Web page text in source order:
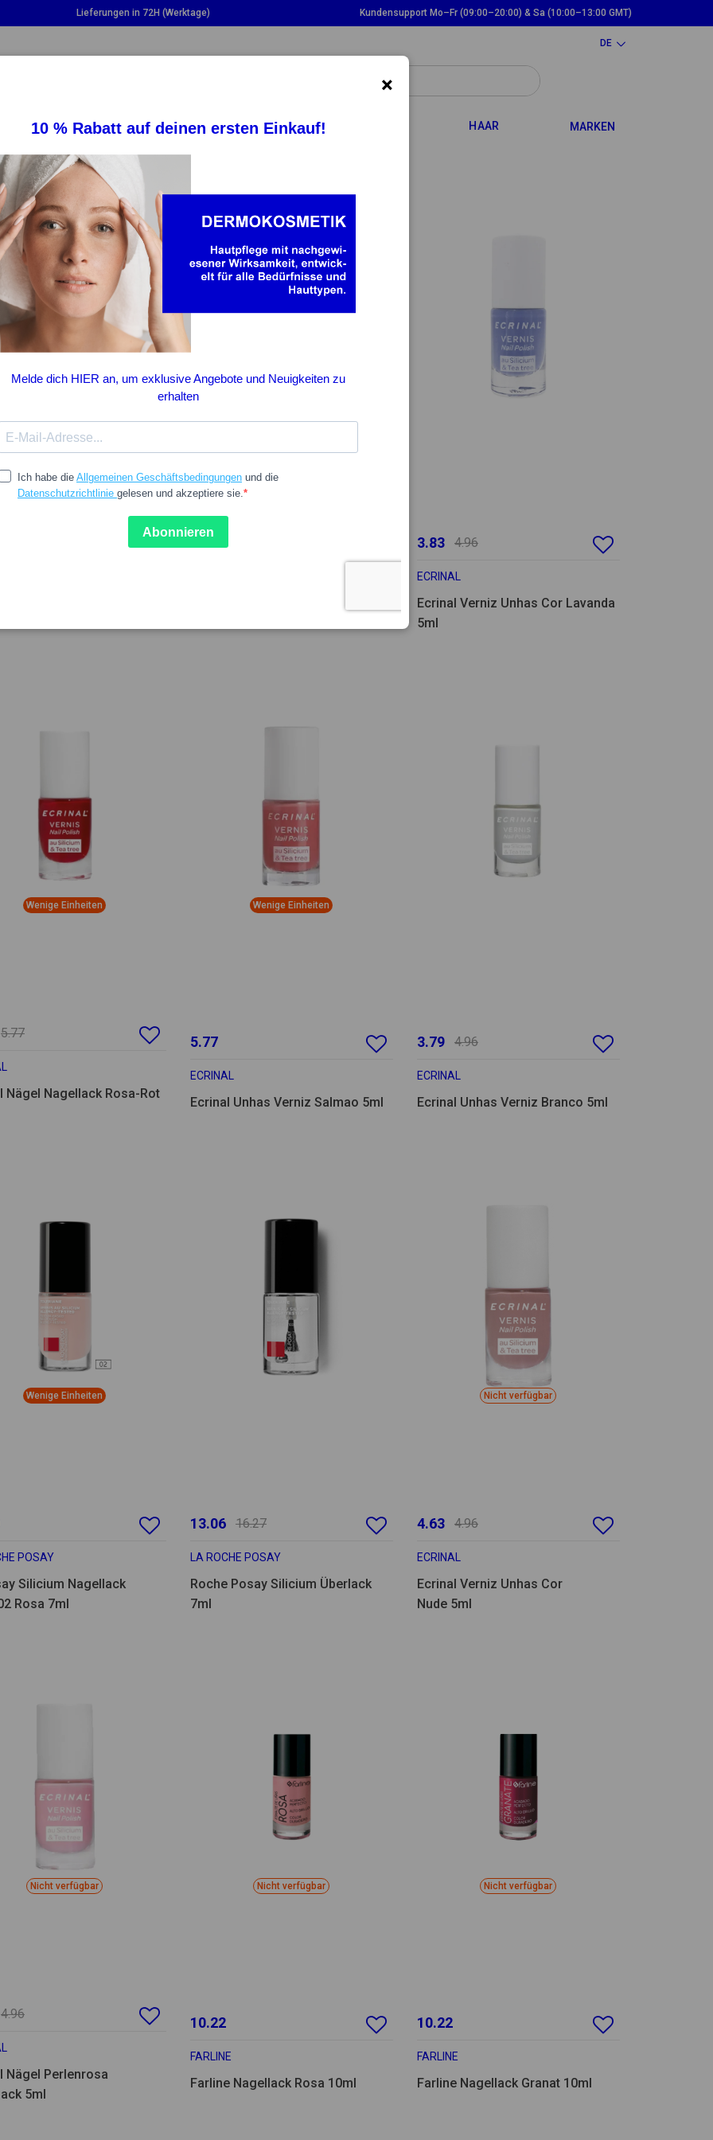
Lieferungen in 72H (Werktage) Kundensupport Mo–Fr (09:00–20:00) & Sa (10:00–13:00 GMT)
DE
DROPDOWN
ERGÄNZUNGENTOGGLE DROPDOWN
GESUNDHEITTOGGLE DROPDOWN
BABY UND MAMA TOGGLE DROPDOWN
HAAR TOGGLE DROPDOWN
MARKEN
3.79 4.96 3.83 4.96
ECRINAL
Ecrinal Verniz Unhas Cor Lavanda
5ml
Wenige Einheiten
5.77
Nägel Nagellack Rosa-Rot
Wenige Einheiten
5.77
ECRINAL
Ecrinal Unhas Verniz Salmao 5ml
3.79 4.96
ECRINAL
Ecrinal Unhas Verniz Branco 5ml
Wenige Einheiten
POSAY
Silicium Nagellack
Rosa 7ml
13.06 16.27
LA ROCHE POSAY
Roche Posay Silicium Überlack
7ml
Nicht verfügbar
4.63 4.96
ECRINAL
Ecrinal Verniz Unhas Cor
Nude 5ml
Nicht verfügbar
4.96
Nägel Perlenrosa
5ml
Nicht verfügbar
10.22
FARLINE
Farline Nagellack Rosa 10ml
Nicht verfügbar
10.22
FARLINE
Farline Nagellack Granat 10ml
×